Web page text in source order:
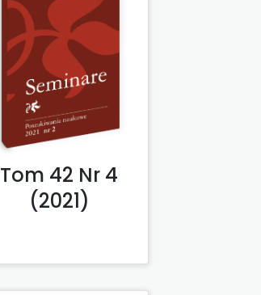
Tom 42 Nr 4
(2021)